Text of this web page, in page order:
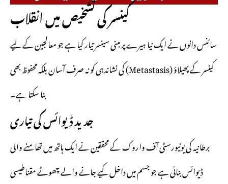
کینسر کی تشخیص میں انقلاب
سائنس دانوں نے ایک نیا ہیرے پر مبنی سینسر تیار کیا ہے جو معالجین کے لیے
کینسر کے پھیلاؤ (Metastasis) کی نشاندہی کو نہ صرف آسان بلکہ محفوظ بھی
بنا سکتا ہے۔
جدید ڈیوائس کی تیاری
برطانیہ کی یونیورسٹی آف واروک کے محققین نے ایک ہاتھ میں تھامنے والی
ڈیوائس بنائی ہے جو جسم میں داخل کیے جانے والے چھوٹے مقناطیسی